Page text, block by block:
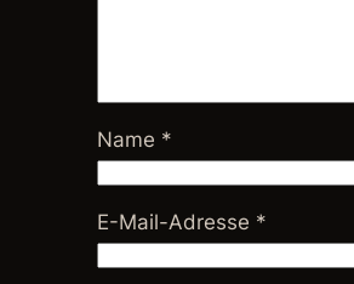
Name *
E-Mail-Adresse *